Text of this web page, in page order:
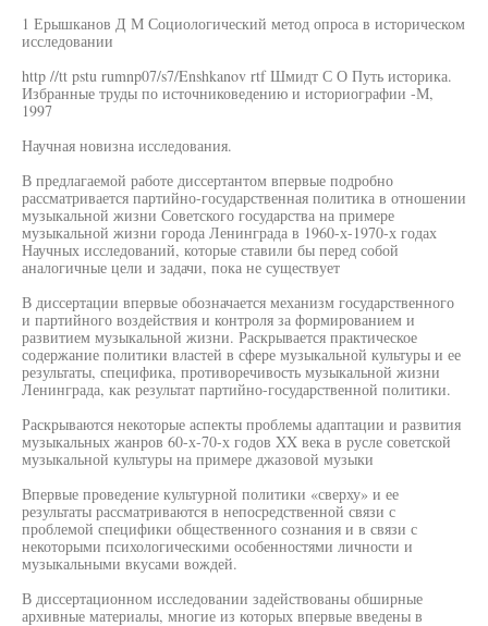
1 Ерышканов Д М Социологический метод опроса в историческом
исследовании
http //tt pstu rumnp07/s7/Enshkanov rtf Шмидт С О Путь историка.
Избранные труды по источниковедению и историографии -М,
1997
Научная новизна исследования.
В предлагаемой работе диссертантом впервые подробно
рассматривается партийно-государственная политика в отношении
музыкальной жизни Советского государства на примере
музыкальной жизни города Ленинграда в 1960-х-1970-х годах
Научных исследований, которые ставили бы перед собой
аналогичные цели и задачи, пока не существует
В диссертации впервые обозначается механизм государственного
и партийного воздействия и контроля за формированием и
развитием музыкальной жизни. Раскрывается практическое
содержание политики властей в сфере музыкальной культуры и ее
результаты, специфика, противоречивость музыкальной жизни
Ленинграда, как результат партийно-государственной политики.
Раскрываются некоторые аспекты проблемы адаптации и развития
музыкальных жанров 60-х-70-х годов XX века в русле советской
музыкальной культуры на примере джазовой музыки
Впервые проведение культурной политики «сверху» и ее
результаты рассматриваются в непосредственной связи с
проблемой специфики общественного сознания и в связи с
некоторыми психологическими особенностями личности и
музыкальными вкусами вождей.
В диссертационном исследовании задействованы обширные
архивные материалы, многие из которых впервые введены в